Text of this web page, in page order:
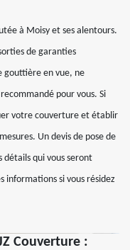
à Moisy et ses alentours.
de garanties
gouttière en vue, ne
pour vous. Si
votre couverture et établir
Un devis de pose de
détails qui vous seront
informations si vous résidez
Couverture :